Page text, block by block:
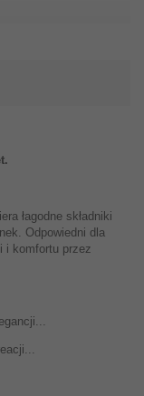
łagodne składniki
Odpowiedni dla
i komfortu przez